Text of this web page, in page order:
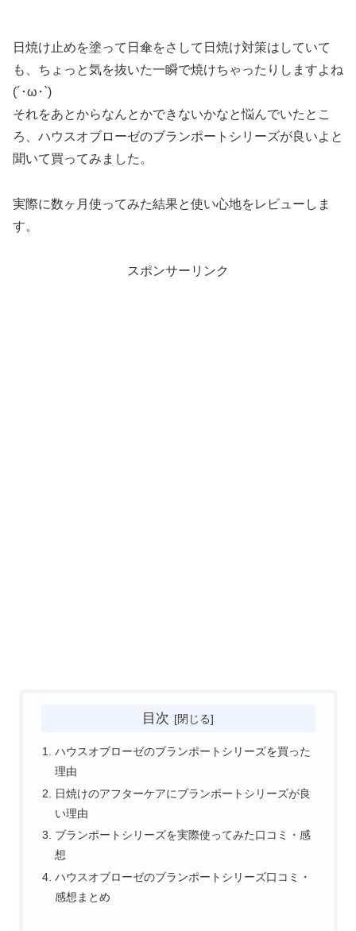
日焼け止めを塗って日傘をさして日焼け対策はしていて
も、ちょっと気を抜いた一瞬で焼けちゃったりしますよね
(´･ω･`)
それをあとからなんとかできないかなと悩んでいたとこ
ろ、ハウスオブローゼのブランポートシリーズが良いよと
聞いて買ってみました。
実際に数ヶ月使ってみた結果と使い心地をレビューしま
す。
スポンサーリンク
目次
ハウスオブローゼのブランポートシリーズを買った
理由
日焼けのアフターケアにブランポートシリーズが良
い理由
ブランポートシリーズを実際使ってみた口コミ・感
想
ハウスオブローゼのブランポートシリーズ口コミ・
感想まとめ